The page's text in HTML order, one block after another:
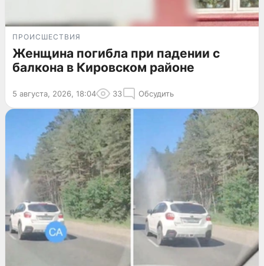
ПРОИСШЕСТВИЯ
Женщина погибла при падении с
балкона в Кировском районе
5 августа, 2026, 18:04 33 Обсудить